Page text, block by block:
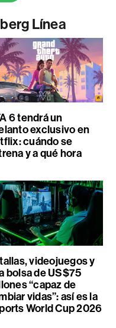
Línea
6 tendrá un
exclusivo en
cuándo se
y a qué hora
videojuegos y
bolsa de US$75
“capaz de
vidas”: así es la
World Cup 2026